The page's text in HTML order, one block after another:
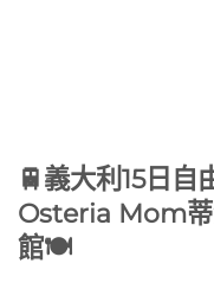
🚆義大利15日自
Osteria Mom蒂
館🍽️